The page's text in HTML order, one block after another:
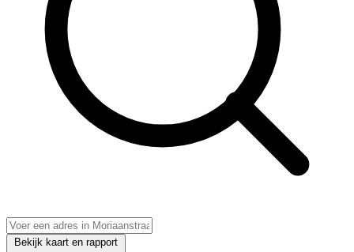
Bekijk kaart en rapport